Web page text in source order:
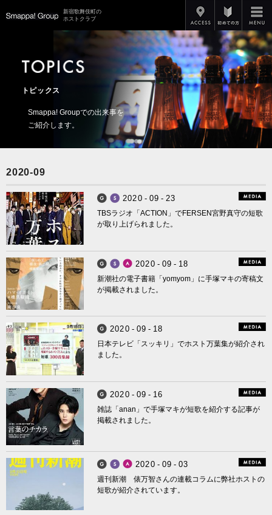
新宿歌舞伎町の
ホストクラブ
トピックス
Smappa! Groupでの出来事を
ご紹介します。
2020-09
Smappa! Group
Smappa! Hans Axel von Fersen
2020 - 09 - 23
TBSラジオ「ACTION」でFERSEN宮野真守の短歌
が取り上げられました。
Smappa! Group
Smappa! Hans Axel von Fersen
APiTS
2020 - 09 - 1 8
新潮社の電子書籍「yomyom」に手塚マキの寄稿文
が掲載されました。
Smappa! Group
2020 - 09 - 18
日本テレビ「スッキリ」でホスト万葉集が紹介され
ました。
Smappa! Group
2020 - 09 - 1 6
雑誌「anan」で手塚マキが短歌を紹介する記事が
掲載されました。
Smappa! Group
Smappa! Hans Axel von Fersen
APiTS
2020 - 09 - 03
週刊新潮 俵万智さんの連載コラムに弊社ホストの
短歌が紹介されています。